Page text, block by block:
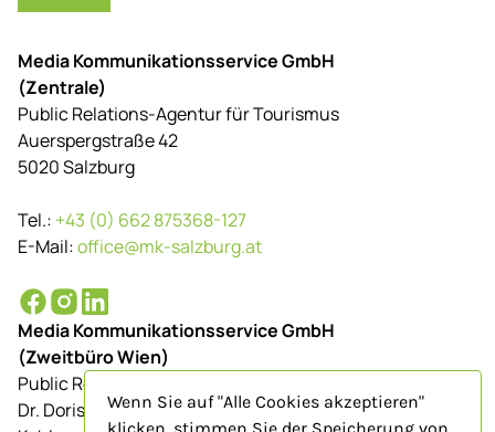
Media Kommunikationsservice GmbH
(Zentrale)
Public Relations-Agentur für Tourismus
Auerspergstraße 42
5020 Salzburg
Tel.: +43 (0) 662 875368-127
E-Mail:office@mk-salzburg.at
Media Kommunikationsservice GmbH
(Zweitbüro Wien)
Public Relations-Agentur für Tourismus
Dr. Doris Schenkenfelder
Wenn Sie auf "Alle Cookies akzeptieren"